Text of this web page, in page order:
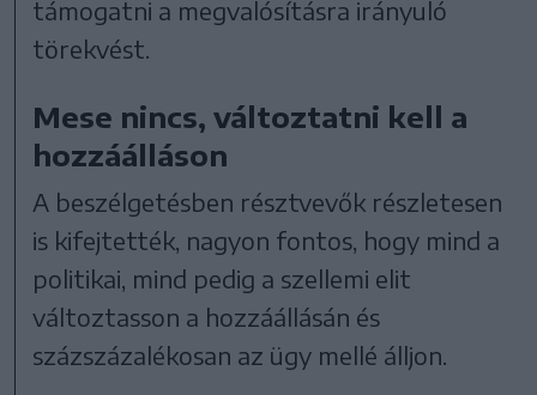
támogatni a megvalósításra irányuló
törekvést.
Mese nincs, változtatni kell a
hozzáálláson
A beszélgetésben résztvevők részletesen
is kifejtették, nagyon fontos, hogy mind a
politikai, mind pedig a szellemi elit
változtasson a hozzáállásán és
százszázalékosan az ügy mellé álljon.